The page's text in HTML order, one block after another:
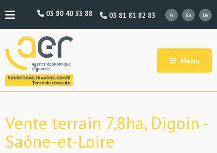
03 81 81 82 83
03 80 40 33 88
Menu
Vente terrain 7,8ha, Digoin -
Saône-et-Loire